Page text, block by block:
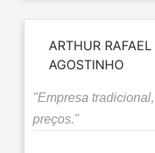
ARTHUR
AGOSTINHO
"Empresa
preços."